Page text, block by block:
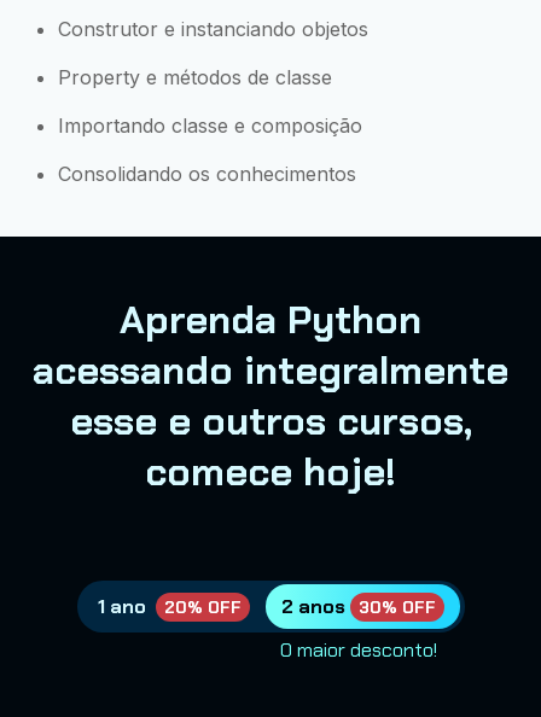
Construtor e instanciando objetos
Property e métodos de classe
Importando classe e composição
Consolidando os conhecimentos
Aprenda Python
acessando integralmente
esse e outros cursos,
comece hoje!
1 ano 20% OFF 2 anos 30% OFF
O maior desconto!